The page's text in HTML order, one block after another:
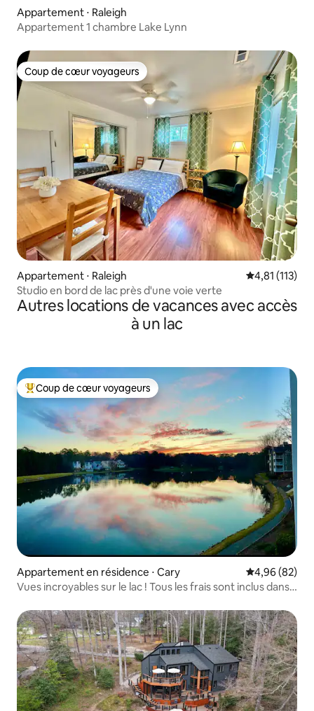
Appartement ⋅ Raleigh
Appartement 1 chambre Lake Lynn
Coup de cœur voyageurs
Coup de cœur voyageurs
Appartement ⋅ Raleigh Évaluation
4,81 (113)
Studio en bord de lac près d'une voie verte
Autres locations de vacances avec accès
à un lac
Coups de cœur voyageurs les plus appréciés
Coup de cœur voyageurs
Appartement en résidence ⋅ Cary Évaluation
4,96 (82)
Vues incroyables sur le lac ! Tous les frais sont inclus dans